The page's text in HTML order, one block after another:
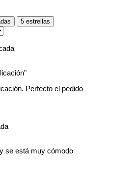
5 estrellas
Perfecto el pedido
se está muy cómodo